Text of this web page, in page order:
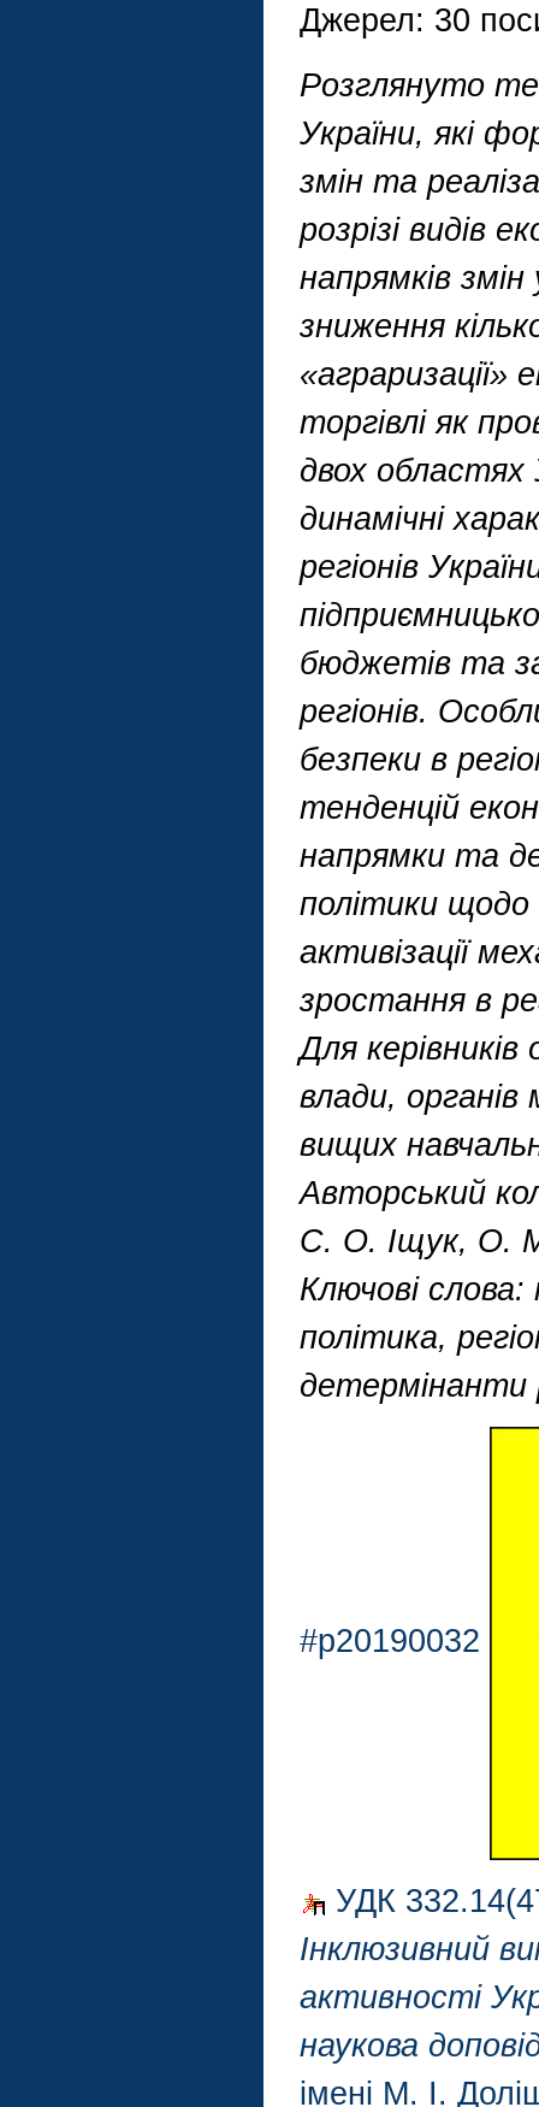
Джерел: 30
Розглянуто
України, які
змін та
розрізі видів
напрямків змін
зниження
«аграризації»
торгівлі як
двох областях
динамічні
регіонів
бюджетів та
регіонів.
безпеки в
тенденцій
напрямки та
політики щодо
активізації
зростання в
Для керівників
влади, органів
вищих
Авторський
С. О. Іщук, О.
Ключові
політика,
детермінанти
#p20190032
УДК
Інклюзивний
активності
наукова
імені М. І.